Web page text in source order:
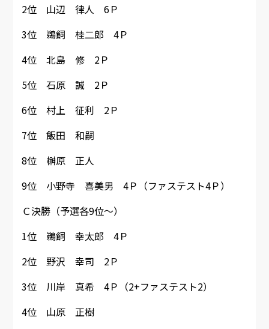
2位 山辺 律人 6Ｐ
3位 鵜飼 桂二郎 4Ｐ
4位 北島 修 2Ｐ
5位 石原 誠 2Ｐ
6位 村上 征利 2Ｐ
7位 飯田 和嗣
8位 榊原 正人
9位 小野寺 喜美男 4Ｐ（ファステスト4Ｐ）
Ｃ決勝（予選各9位～）
1位 鵜飼 幸太郎 4Ｐ
2位 野沢 幸司 2Ｐ
3位 川岸 真希 4Ｐ（2+ファステスト2）
4位 山原 正樹